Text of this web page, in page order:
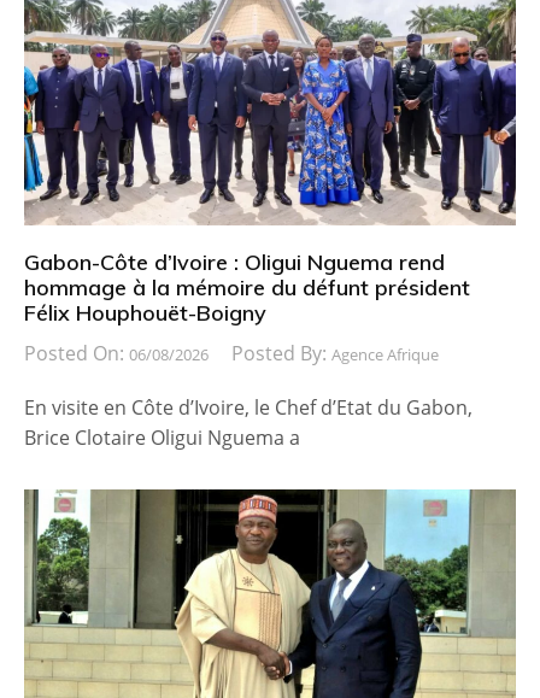
Gabon-Côte d’Ivoire : Oligui Nguema rend
hommage à la mémoire du défunt président
Félix Houphouët-Boigny
Posted On: 06/08/2026 Posted By: Agence Afrique
En visite en Côte d’Ivoire, le Chef d’Etat du Gabon,
Brice Clotaire Oligui Nguema a